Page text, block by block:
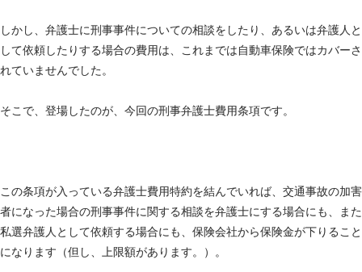
しかし、弁護士に刑事事件についての相談をしたり、あるいは弁護人と
して依頼したりする場合の費用は、これまでは自動車保険ではカバーさ
れていませんでした。
そこで、登場したのが、今回の刑事弁護士費用条項です。
この条項が入っている弁護士費用特約を結んでいれば、交通事故の加害
者になった場合の刑事事件に関する相談を弁護士にする場合にも、また
私選弁護人として依頼する場合にも、保険会社から保険金が下りること
になります（但し、上限額があります。）。